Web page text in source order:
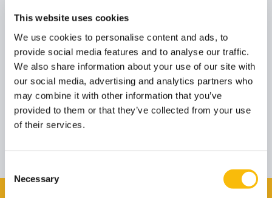
This website uses cookies
We use cookies to personalise content and ads, to
provide social media features and to analyse our traffic.
We also share information about your use of our site with
our social media, advertising and analytics partners who
may combine it with other information that you’ve
provided to them or that they’ve collected from your use
of their services.
Selection
Necessary
Georgio Mosis, PhD, MBA, is een multidisciplinaire
innovator die expertise in epidemiologie, medische
informatica en kunstmatige intelligentie combineert
om de gezondheidszorg en het bedrijfsleven te
transformeren. Als Director Digitale
Transformaties bij AethiQs ontwikkelt hij
strategische technologie-initiatieven en slaat hij
bruggen tussen de gezondheids-, financiële en
technologiesector.
Georgio Mosis levert op zelfstandige basis een
bijdrage aan dit programma.
Deze sprekers zijn onder voorbehoud van wijzigingen.